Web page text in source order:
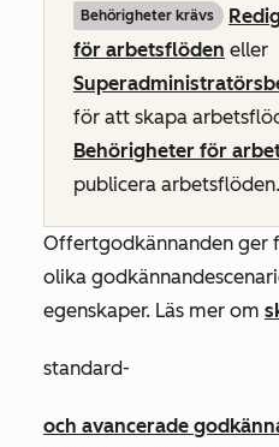
Behörigheter krävs
för arbetsflöden eller
för att skapa
Behörigheter för
publicera arbetsflöden.
Offertgodkännanden ger
olika
egenskaper. Läs mer om
standard-
och avancerade